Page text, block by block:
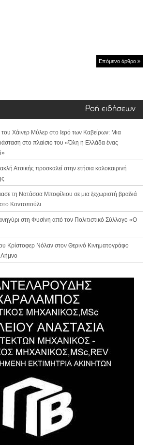
Επόμενο άρθρο
Ροή ειδήσεων
Χάινερ Μύλερ στο Ιερό των Καβείρων: Μια
στο πλαίσιο του «Όλη η Ελλάδα ένας
Ατσικής προσκαλεί στην ετήσια καλοκαιρινή
τη Νατάσσα Μποφίλιου σε μια ξεχωριστή βραδιά
Κοντοπούλι
στη Φυσίνη από τον Πολιτιστικό Σύλλογο «Ο
Κρίστοφερ Νόλαν στον Θερινό Κινηματογράφο